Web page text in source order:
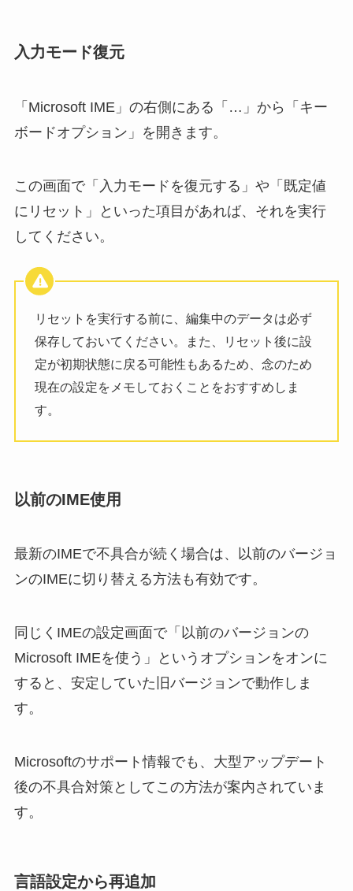
入力モード復元
「Microsoft IME」の右側にある「…」から「キー
ボードオプション」を開きます。
この画面で「入力モードを復元する」や「既定値
にリセット」といった項目があれば、それを実行
してください。
リセットを実行する前に、編集中のデータは必ず
保存しておいてください。また、リセット後に設
定が初期状態に戻る可能性もあるため、念のため
現在の設定をメモしておくことをおすすめしま
す。
以前のIME使用
最新のIMEで不具合が続く場合は、以前のバージョ
ンのIMEに切り替える方法も有効です。
同じくIMEの設定画面で「以前のバージョンの
Microsoft IMEを使う」というオプションをオンに
すると、安定していた旧バージョンで動作しま
す。
Microsoftのサポート情報でも、大型アップデート
後の不具合対策としてこの方法が案内されていま
す。
言語設定から再追加